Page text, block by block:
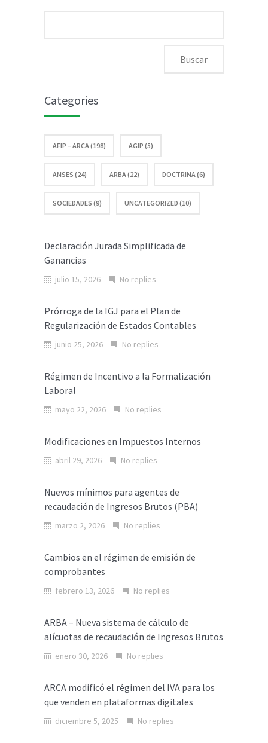
productos
biométricos
Categories
AFIP – ARCA (198) AGIP (5)
ANSES (24) ARBA (22) DOCTRINA (6)
SOCIEDADES (9) UNCATEGORIZED (10)
Declaración Jurada Simplificada de
Ganancias
julio 15, 2026 No replies
Prórroga de la IGJ para el Plan de
Regularización de Estados Contables
junio 25, 2026 No replies
Régimen de Incentivo a la Formalización
Laboral
mayo 22, 2026 No replies
Modificaciones en Impuestos Internos
abril 29, 2026 No replies
Nuevos mínimos para agentes de
recaudación de Ingresos Brutos (PBA)
marzo 2, 2026 No replies
Cambios en el régimen de emisión de
comprobantes
febrero 13, 2026 No replies
ARBA – Nueva sistema de cálculo de
alícuotas de recaudación de Ingresos Brutos
enero 30, 2026 No replies
ARCA modificó el régimen del IVA para los
que venden en plataformas digitales
diciembre 5, 2025 No replies